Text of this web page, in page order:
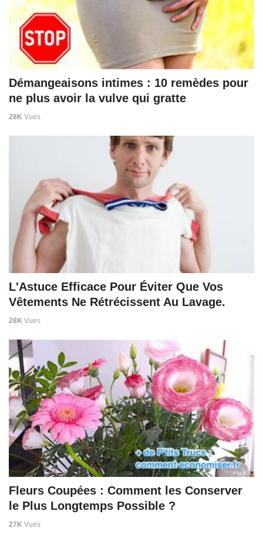
Démangeaisons intimes : 10 remèdes pour
ne plus avoir la vulve qui gratte
28K Vues
L'Astuce Efficace Pour Éviter Que Vos
Vêtements Ne Rétrécissent Au Lavage.
28K Vues
Fleurs Coupées : Comment les Conserver
le Plus Longtemps Possible ?
27K Vues